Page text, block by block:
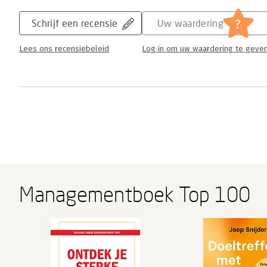
Schrijf een recensie
Lees ons recensiebeleid
Uw waardering ?
Log in om uw waardering te
Managementboek Top 100